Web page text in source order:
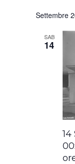
Settembre
SAB
14